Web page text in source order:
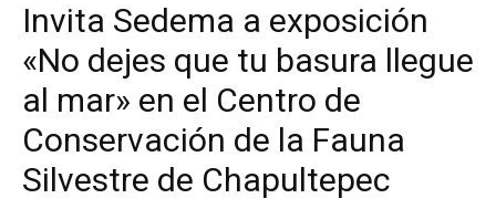
Invita Sedema a exposición
«No dejes que tu basura llegue
al mar» en el Centro de
Conservación de la Fauna
Silvestre de Chapultepec